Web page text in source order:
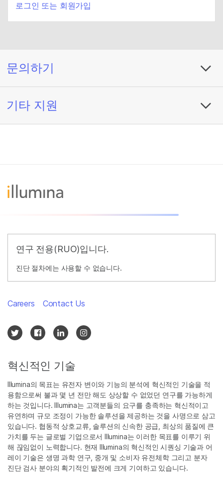
로그인 또는 회원가입
문의하기
기타 지원
연구 전용(RUO)입니다.
진단 절차에는 사용할 수 없습니다.
혁신적인 기술
Illumina의 목표는 유전자 변이와 기능의 분석에 혁신적인 기술을 적
용함으로써 불과 몇 년 전만 해도 상상할 수 없었던 연구를 가능하게
하는 것입니다. Illumina는 고객분들의 요구를 충족하는 혁신적이고
유연하며 규모 조정이 가능한 솔루션을 제공하는 것을 사명으로 삼고
있습니다. 협동적 상호교류, 솔루션의 신속한 공급, 최상의 품질에 큰
가치를 두는 글로벌 기업으로서 Illumina는 이러한 목표를 이루기 위
해 끊임없이 노력합니다. 현재 Illumina의 혁신적인 시퀀싱 기술과 어
레이 기술은 생명 과학 연구, 중개 및 소비자 유전체학 그리고 분자
진단 검사 분야의 획기적인 발전에 크게 기여하고 있습니다.
Careers Contact Us